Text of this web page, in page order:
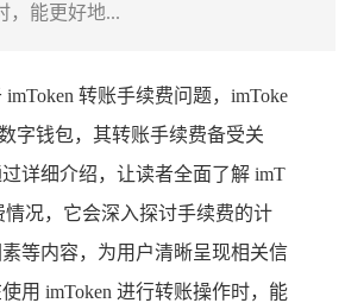
，能更好地...
转账手续费问题，imToke
字钱包，其转账手续费备受关
详细介绍，让读者全面了解 imT
情况，它会深入探讨手续费的计
等内容，为用户清晰呈现相关信
用 imToken 进行转账操作时，能